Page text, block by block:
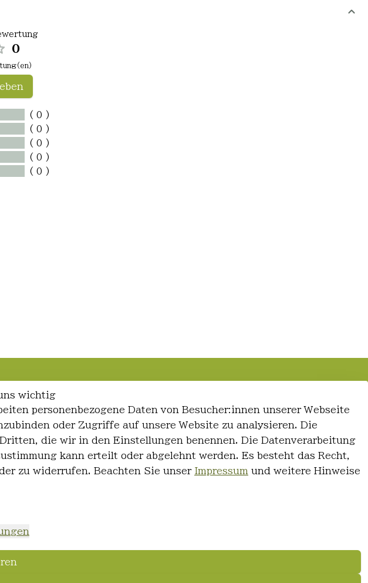
0
( 0 )
( 0 )
( 0 )
( 0 )
( 0 )
wichtig
personenbezogene Daten von Besucher:innen unserer Webseite
oder Zugriffe auf unsere Website zu analysieren. Die
die wir in den Einstellungen benennen. Die Datenverarbeitung
kann erteilt oder abgelehnt werden. Es besteht das Recht,
zu widerrufen. Beachten Sie unser Impressum und weitere Hinweise